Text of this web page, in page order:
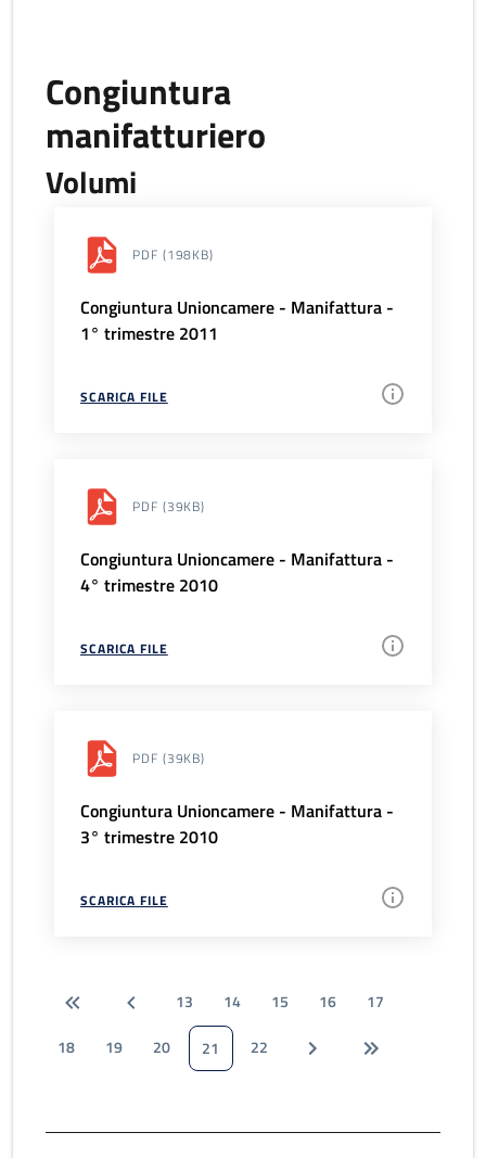
Congiuntura
manifatturiero
Volumi
PDF (198KB)
Congiuntura Unioncamere - Manifattura -
1° trimestre 2011
SCARICA FILE
PDF (39KB)
Congiuntura Unioncamere - Manifattura -
4° trimestre 2010
SCARICA FILE
PDF (39KB)
Congiuntura Unioncamere - Manifattura -
3° trimestre 2010
SCARICA FILE
13 14 15 16
17
18
19 20 21 22